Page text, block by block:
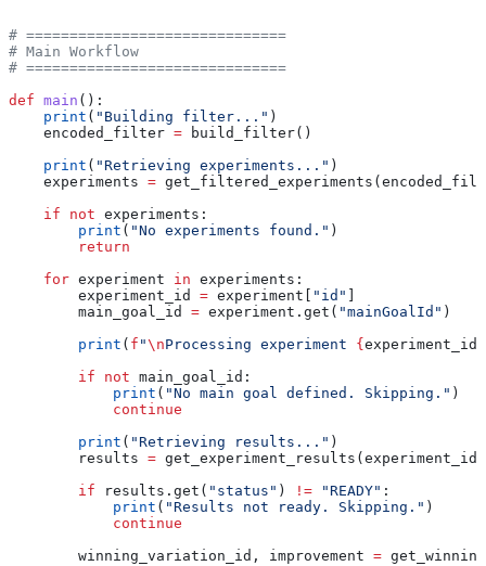
# ==============================
# Main Workflow
# ==============================
def main ():
    print
( "Building filter..." )
    encoded_filter
= build_filter()
    print
( "Retrieving experiments..." )
    experiments
=
    if
not experiments:
        print
( "No experiments found." )
        return
    for
experiment in experiments:
        experiment_id
= experiment[ "id"
        main_goal_id
= experiment.get( "mainGoalId" )
        print
( f "\nProcessing experiment { experiment_id
        if
not main_goal_id:
            print
( "No main goal defined. Skipping." )
            continue
        print
( "Retrieving results..." )
        results
=
        if
results.get( "status" ) != "READY" :
            print
( "Results not ready. Skipping." )
            continue
        winning_variation_id, improvement
=